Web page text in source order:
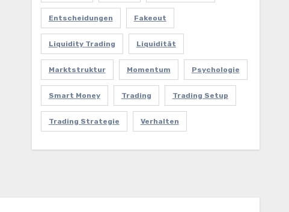
Entscheidungen Fakeout
Liquidity Trading Liquidität
Marktstruktur Momentum Psychologie
Smart Money Trading Trading Setup
Trading Strategie Verhalten